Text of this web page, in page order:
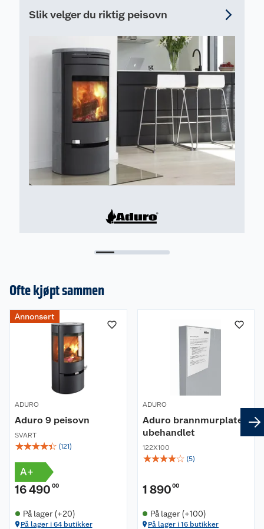
Slik velger du riktig peisovn
Ofte kjøpt sammen
Annonsert
ADURO
Aduro 9 peisovn
SVART
☆☆☆☆☆ (121)
A+
16 490 00
På lager (+20)
På lager i 64 butikker
ADURO
Aduro brannmurplate,
ubehandlet
122X100
☆☆☆☆☆ (5)
1 890 00
På lager (+100)
På lager i 16 butikker